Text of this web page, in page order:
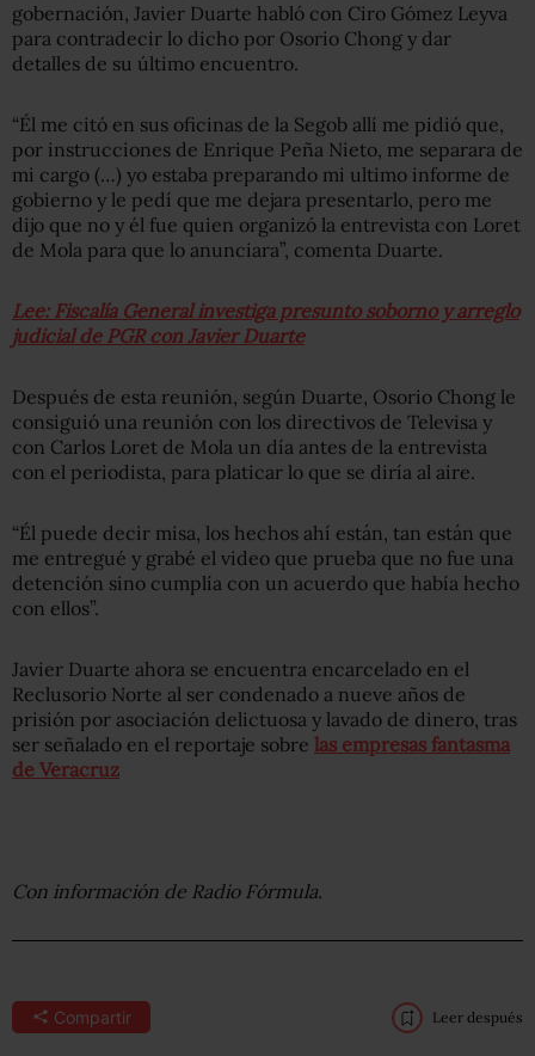
gobernación, Javier Duarte habló con Ciro Gómez Leyva
para contradecir lo dicho por Osorio Chong y dar
detalles de su último encuentro.
“Él me citó en sus oficinas de la Segob allí me pidió que,
por instrucciones de Enrique Peña Nieto, me separara de
mi cargo (…) yo estaba preparando mi ultimo informe de
gobierno y le pedí que me dejara presentarlo, pero me
dijo que no y él fue quien organizó la entrevista con Loret
de Mola para que lo anunciara”, comenta Duarte.
Lee: Fiscalía General investiga presunto soborno y arreglo
judicial de PGR con Javier Duarte
Después de esta reunión, según Duarte, Osorio Chong le
consiguió una reunión con los directivos de Televisa y
con Carlos Loret de Mola un día antes de la entrevista
con el periodista, para platicar lo que se diría al aire.
“Él puede decir misa, los hechos ahí están, tan están que
me entregué y grabé el video que prueba que no fue una
detención sino cumplía con un acuerdo que había hecho
con ellos”.
Javier Duarte ahora se encuentra encarcelado en el
Reclusorio Norte al ser condenado a nueve años de
prisión por asociación delictuosa y lavado de dinero, tras
ser señalado en el reportaje sobre las empresas fantasma
de Veracruz
Con información de Radio Fórmula.
Compartir Leer después